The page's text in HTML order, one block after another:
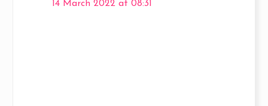
14 March 2022 at 08:31